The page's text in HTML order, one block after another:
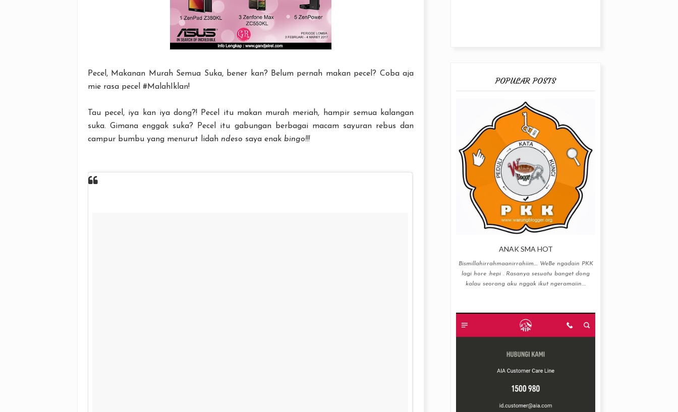
Pecel, Makanan Murah Semua Suka, bener kan? Belum pernah makan pecel? Coba aja
mie rasa pecel #MalahIklan!
Tau pecel, iya kan iya dong?! Pecel itu makan murah meriah, hampir semua kalangan
suka. Gimana enggak suka? Pecel itu gabungan berbagai macam sayuran rebus dan
campur bumbu yang menurut lidah ndeso saya enak bingo!!!
POPULAR POSTS
ANAK SMA HOT
Bismillahirrahmaanirrahiim…. WeBe ngadain PKK
lagi hore :hepi . Rasanya sesuatu banget dong
kalau seorang aku nggak ikut ngeramaiin....